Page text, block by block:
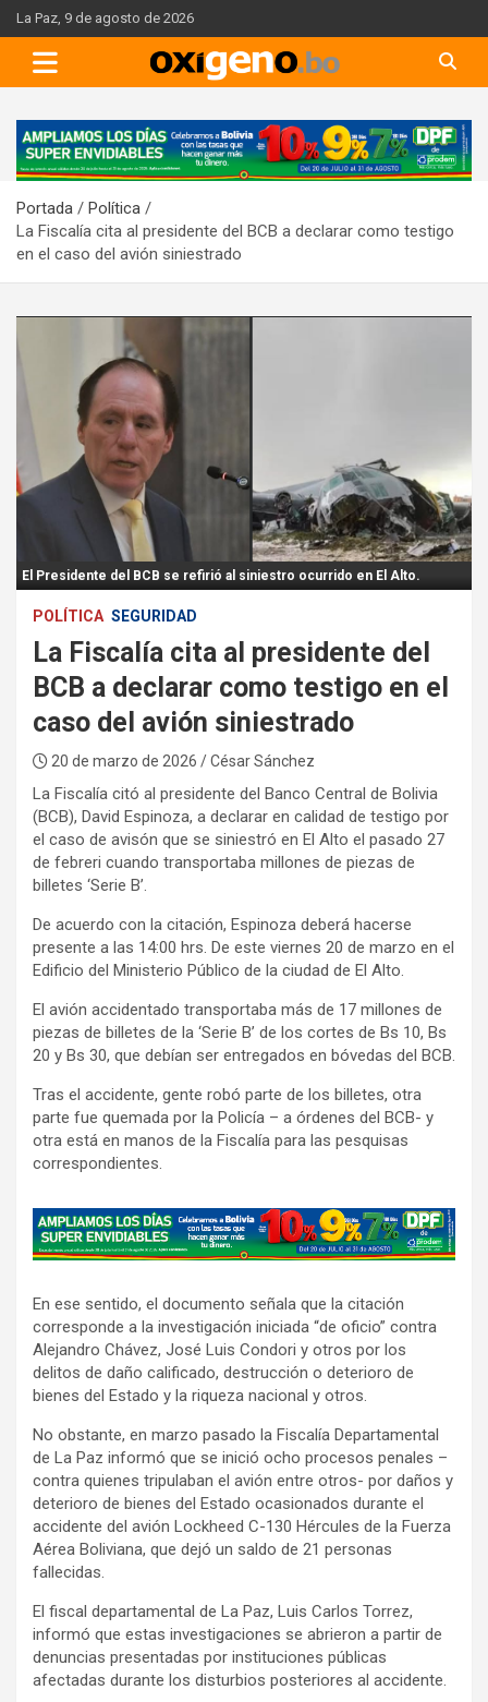
Skip
to
content
La Paz, 9 de agosto de 2026
A
d
e
r
t
:
Portada
Política
La Fiscalía cita al presidente del BCB a declarar como testigo
en el caso del avión siniestrado
El Presidente del BCB se refirió al siniestro ocurrido en El Alto.
POLÍTICA SEGURIDAD
La Fiscalía cita al presidente del
BCB a declarar como testigo en el
caso del avión siniestrado
20 de marzo de 2026 / César Sánchez
La Fiscalía citó al presidente del Banco Central de Bolivia
(BCB), David Espinoza, a declarar en calidad de testigo por
el caso de avisón que se siniestró en El Alto el pasado 27
de febreri cuando transportaba millones de piezas de
billetes ‘Serie B’.
De acuerdo con la citación, Espinoza deberá hacerse
presente a las 14:00 hrs. De este viernes 20 de marzo en el
Edificio del Ministerio Público de la ciudad de El Alto.
El avión accidentado transportaba más de 17 millones de
piezas de billetes de la ‘Serie B’ de los cortes de Bs 10, Bs
20 y Bs 30, que debían ser entregados en bóvedas del BCB.
Tras el accidente, gente robó parte de los billetes, otra
parte fue quemada por la Policía – a órdenes del BCB- y
otra está en manos de la Fiscalía para las pesquisas
correspondientes.
A
d
e
r
t
i
e
m
e
n
t
En ese sentido, el documento señala que la citación
corresponde a la investigación iniciada “de oficio” contra
Alejandro Chávez, José Luis Condori y otros por los
delitos de daño calificado, destrucción o deterioro de
bienes del Estado y la riqueza nacional y otros.
No obstante, en marzo pasado la Fiscalía Departamental
de La Paz informó que se inició ocho procesos penales –
contra quienes tripulaban el avión entre otros- por daños y
deterioro de bienes del Estado ocasionados durante el
accidente del avión Lockheed C-130 Hércules de la Fuerza
Aérea Boliviana, que dejó un saldo de 21 personas
fallecidas.
El fiscal departamental de La Paz, Luis Carlos Torrez,
informó que estas investigaciones se abrieron a partir de
denuncias presentadas por instituciones públicas
afectadas durante los disturbios posteriores al accidente.